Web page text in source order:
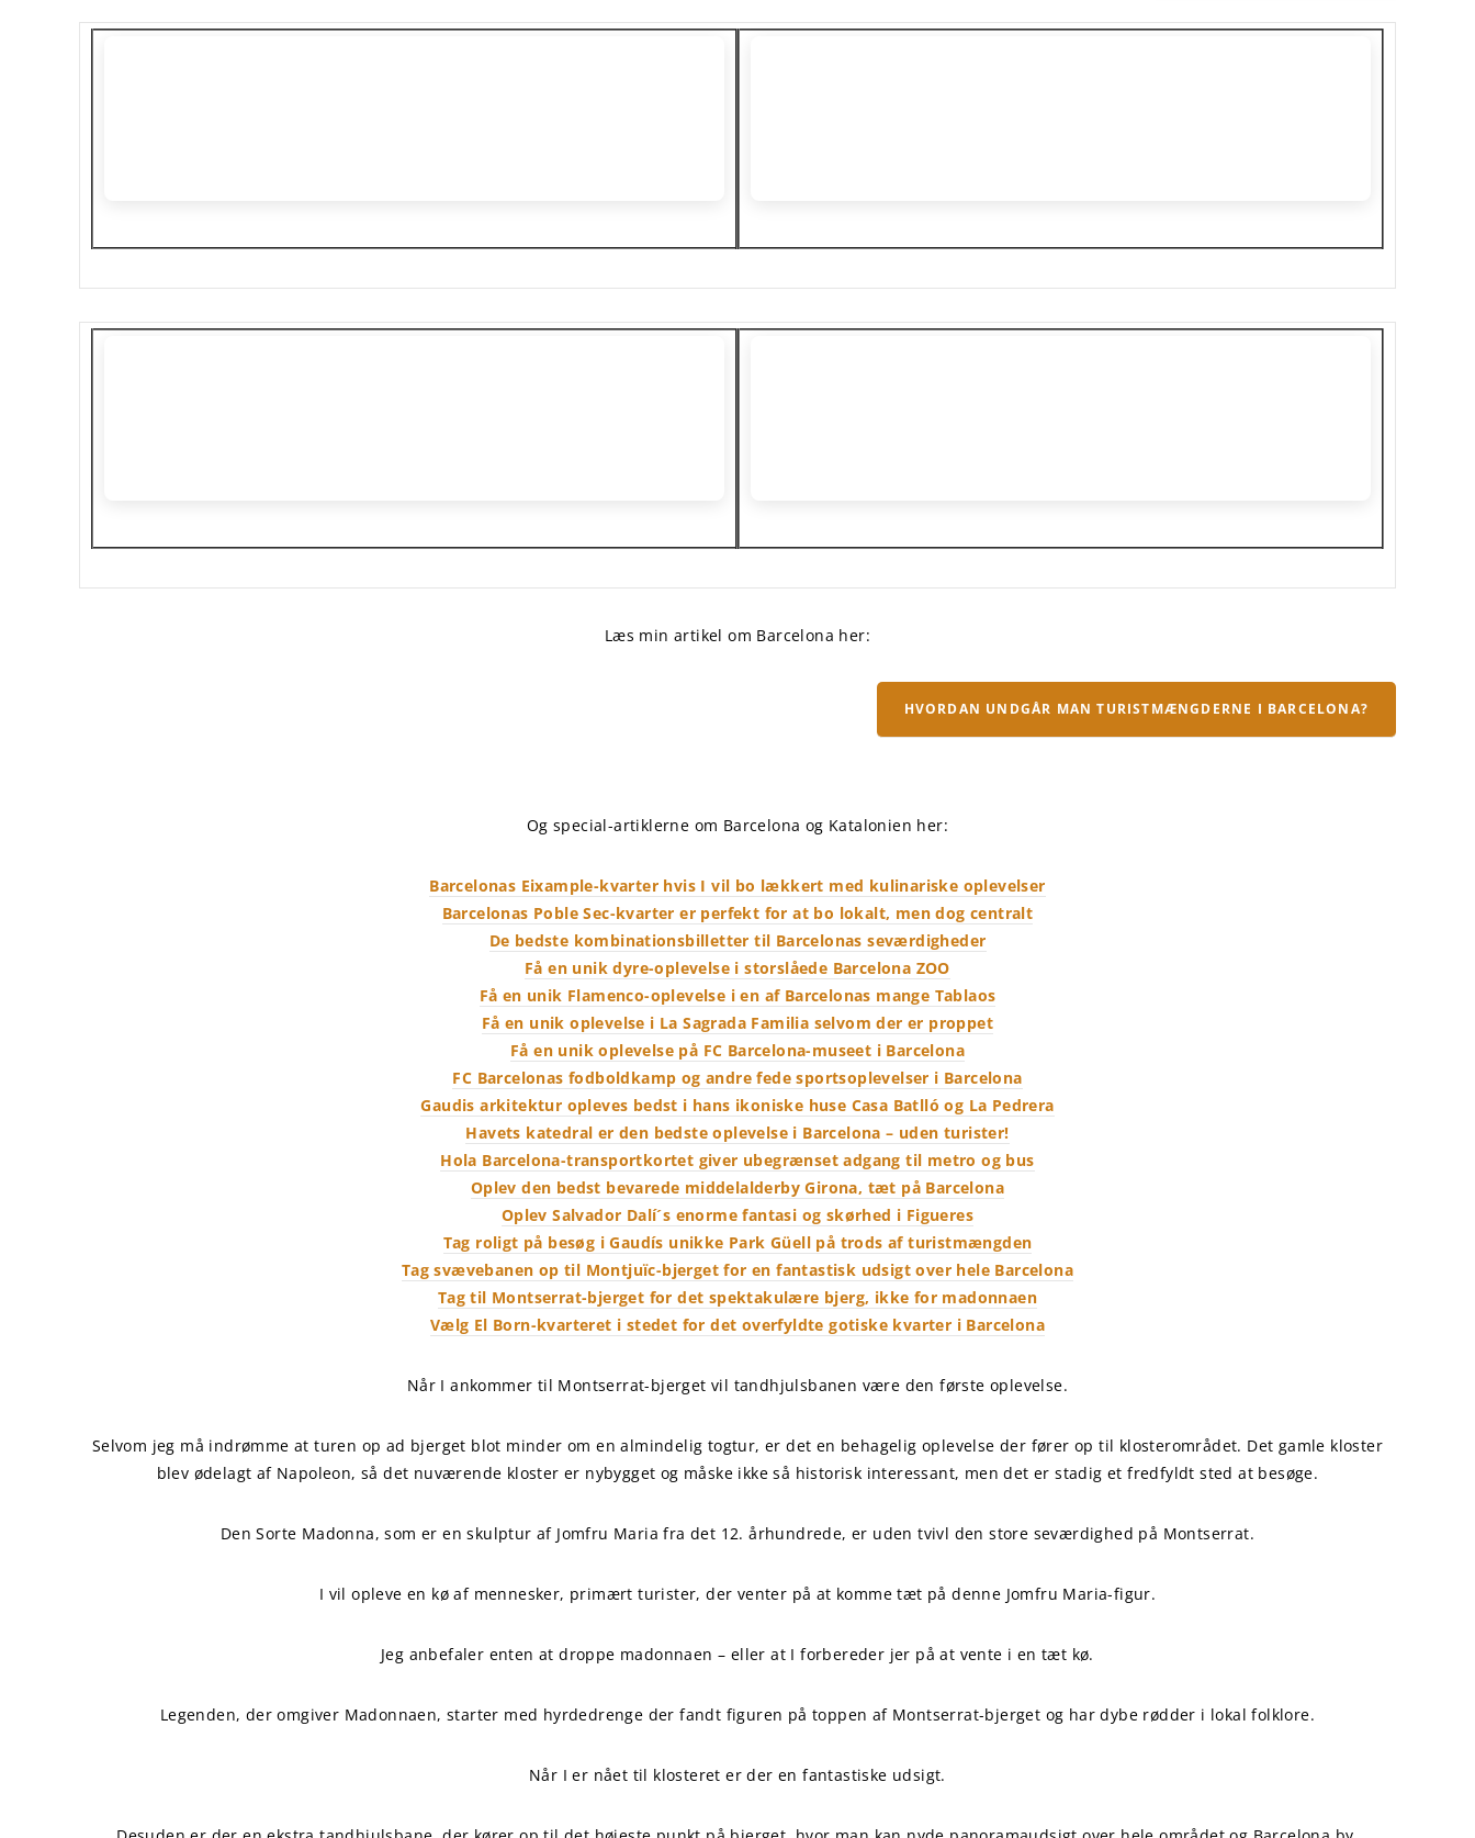
Læs min artikel om Barcelona her:
HVORDAN UNDGÅR MAN TURISTMÆNGDERNE I BARCELONA?
Og special-artiklerne om Barcelona og Katalonien her:
Barcelonas Eixample-kvarter hvis I vil bo lækkert med kulinariske oplevelser
Barcelonas Poble Sec-kvarter er perfekt for at bo lokalt, men dog centralt
De bedste kombinationsbilletter til Barcelonas seværdigheder
Få en unik dyre-oplevelse i storslåede Barcelona ZOO
Få en unik Flamenco-oplevelse i en af Barcelonas mange Tablaos
Få en unik oplevelse i La Sagrada Familia selvom der er proppet
Få en unik oplevelse på FC Barcelona-museet i Barcelona
FC Barcelonas fodboldkamp og andre fede sportsoplevelser i Barcelona
Gaudis arkitektur opleves bedst i hans ikoniske huse Casa Batlló og La Pedrera
Havets katedral er den bedste oplevelse i Barcelona – uden turister!
Hola Barcelona-transportkortet giver ubegrænset adgang til metro og bus
Oplev den bedst bevarede middelalderby Girona, tæt på Barcelona
Oplev Salvador Dalí´s enorme fantasi og skørhed i Figueres
Tag roligt på besøg i Gaudís unikke Park Güell på trods af turistmængden
Tag svævebanen op til Montjuïc-bjerget for en fantastisk udsigt over hele Barcelona
Tag til Montserrat-bjerget for det spektakulære bjerg, ikke for madonnaen
Vælg El Born-kvarteret i stedet for det overfyldte gotiske kvarter i Barcelona
Når I ankommer til Montserrat-bjerget vil tandhjulsbanen være den første oplevelse.
Selvom jeg må indrømme at turen op ad bjerget blot minder om en almindelig togtur, er det en behagelig oplevelse der fører op til klosterområdet. Det gamle kloster
blev ødelagt af Napoleon, så det nuværende kloster er nybygget og måske ikke så historisk interessant, men det er stadig et fredfyldt sted at besøge.
Den Sorte Madonna, som er en skulptur af Jomfru Maria fra det 12. århundrede, er uden tvivl den store seværdighed på Montserrat.
I vil opleve en kø af mennesker, primært turister, der venter på at komme tæt på denne Jomfru Maria-figur.
Jeg anbefaler enten at droppe madonnaen – eller at I forbereder jer på at vente i en tæt kø.
Legenden, der omgiver Madonnaen, starter med hyrdedrenge der fandt figuren på toppen af Montserrat-bjerget og har dybe rødder i lokal folklore.
Når I er nået til klosteret er der en fantastiske udsigt.